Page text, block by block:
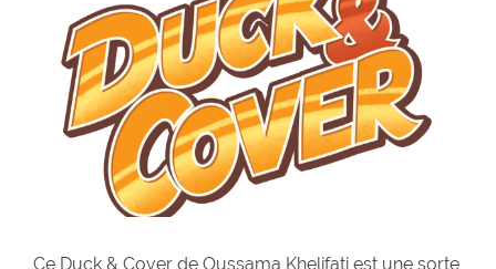
Ce Duck & Cover de Oussama Khelifati est une sorte